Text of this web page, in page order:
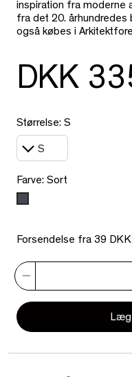
inspiration fra moderne
fra det 20. århundredes
også købes i
DKK
Størrelse: S
Farve: Sort
Forsendelse fra 39 DKK
Læg